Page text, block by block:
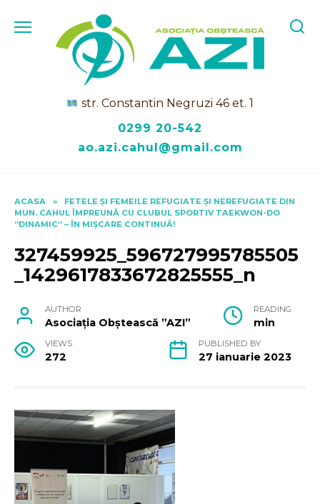
str. Constantin Negruzi 46 et. 1
0299 20-542
ao.azi.cahul@gmail.com
ACASA »
FETELE ȘI FEMEILE REFUGIATE ȘI NEREFUGIATE DIN
MUN. CAHUL ÎMPREUNĂ CU CLUBUL SPORTIV TAEKWON-DO
”DINAMIC” – ÎN MIȘCARE CONTINUĂ!
327459925_596727995785505
_1429617833672825555_n
AUTHOR
Asociația Obștească ”AZI”
READING
min
VIEWS
272
PUBLISHED BY
27 ianuarie 2023